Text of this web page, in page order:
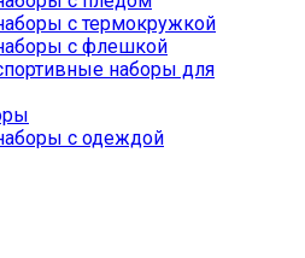
с термокружкой
с флешкой
наборы для
с одеждой